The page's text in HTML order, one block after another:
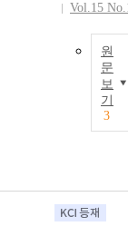
Vol.15
원
문
보
기
3